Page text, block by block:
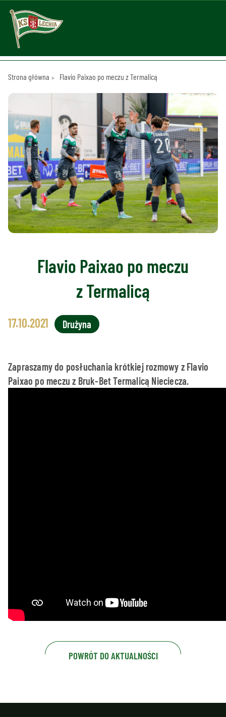
Strona główna Flavio Paixao po meczu z Termalicą
Flavio Paixao po meczu
z Termalicą
17.10.2021 Drużyna
Zapraszamy do posłuchania krótkiej rozmowy z Flavio
Paixao po meczu z Bruk-Bet Termalicą Nieciecza.
POWRÓT DO AKTUALNOŚCI